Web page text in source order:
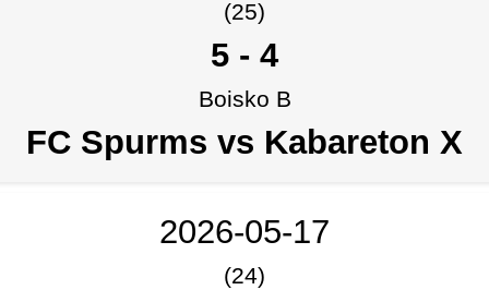
(25)
5 - 4
Boisko B
FC Spurms vs Kabareton X
2026-05-17
(24)